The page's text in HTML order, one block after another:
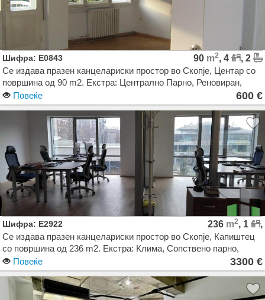
Шифра: E0843 90 m2, 4
, 2
Се издава празен канцелариски простор во Скопје, Центар со
површина од 90 m2. Екстра: Централно Парно, Реновиран,
Употребна дозвола, Клима. Цена: 600 EUR
Повеќе 600 €
Шифра: E2922 236 m2, 1
,
Се издава празен канцелариски простор во Скопје, Капиштец
со површина од 236 m2. Екстра: Клима, Сопствено парно,
Лифт. Цена: 3300 EUR
Повеќе 3300 €